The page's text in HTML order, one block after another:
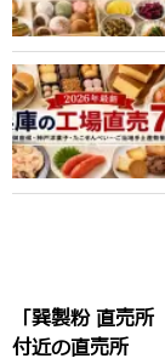
「巽製粉 直売
付近の直売所